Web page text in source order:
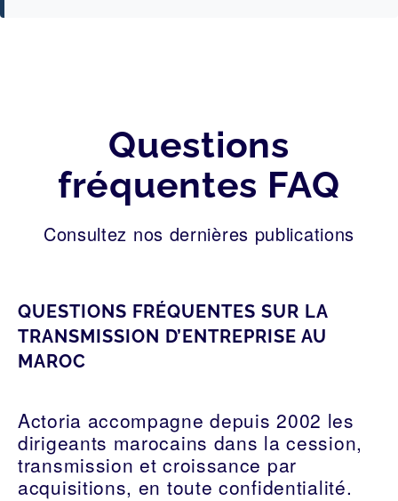
Questions
fréquentes FAQ
Consultez nos dernières publications
QUESTIONS FRÉQUENTES SUR LA
TRANSMISSION D’ENTREPRISE AU
MAROC
Actoria accompagne depuis 2002 les
dirigeants marocains dans la cession,
transmission et croissance par
acquisitions, en toute confidentialité.